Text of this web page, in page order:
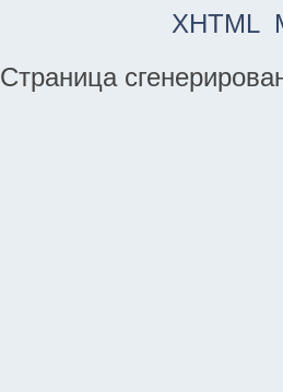
XHTML
Страница